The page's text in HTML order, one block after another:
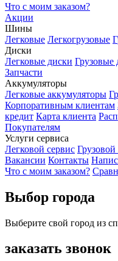
Что с моим заказом?
Акции
Шины
Легковые Легкогрузовые
Диски
Легковые диски Грузовые
Запчасти
Аккумуляторы
Легковые аккумуляторы
Корпоративным клиентам
кредит Карта клиента
Покупателям
Услуги сервиса
Легковой сервис Грузовой
Вакансии Контакты
Что с моим заказом?
Выбор города
Выберите свой город из
заказать звонок